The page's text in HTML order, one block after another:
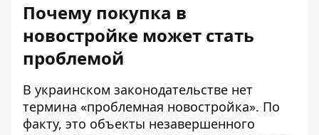
Почему покупка в
новостройке может стать
проблемой
В украинском законодательстве нет
термина «проблемная новостройка». По
факту, это объекты незавершенного